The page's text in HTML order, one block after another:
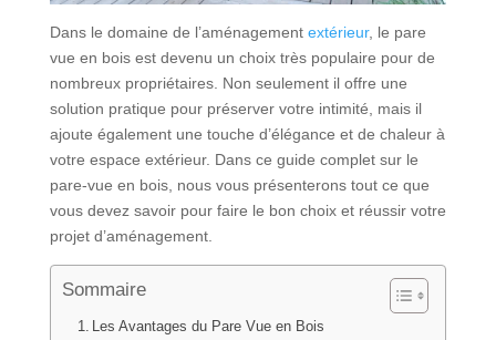
Dans le domaine de l’aménagement extérieur, le pare
vue en bois est devenu un choix très populaire pour de
nombreux propriétaires. Non seulement il offre une
solution pratique pour préserver votre intimité, mais il
ajoute également une touche d’élégance et de chaleur à
votre espace extérieur. Dans ce guide complet sur le
pare-vue en bois, nous vous présenterons tout ce que
vous devez savoir pour faire le bon choix et réussir votre
projet d’aménagement.
Sommaire
Les Avantages du Pare Vue en Bois